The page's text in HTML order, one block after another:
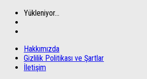
Yükleniyor...
Hakkımızda
Gizlilik Politikası ve Şartlar
İletişim